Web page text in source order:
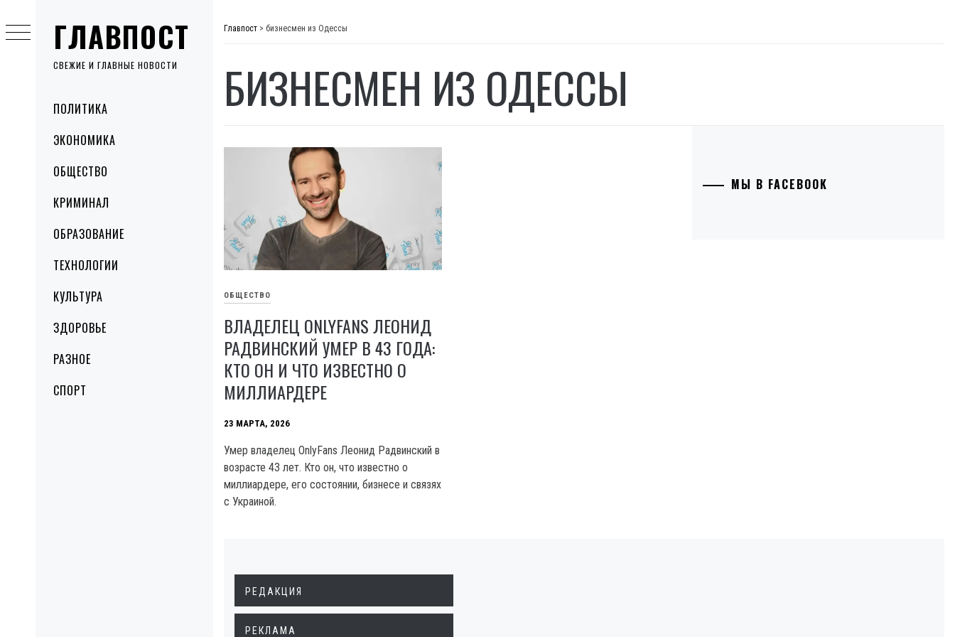
ГЛАВПОСТ
СВЕЖИЕ И ГЛАВНЫЕ НОВОСТИ
MenuПОЛИТИКА
ЭКОНОМИКА
ОБЩЕСТВО
КРИМИНАЛ
ОБРАЗОВАНИЕ
ТЕХНОЛОГИИ
КУЛЬТУРА
ЗДОРОВЬЕ
РАЗНОЕ
СПОРТ
to
content
Главпост > бизнесмен из Одессы
БИЗНЕСМЕН ИЗ ОДЕССЫ
ОБЩЕСТВО
ВЛАДЕЛЕЦ ONLYFANS ЛЕОНИД
РАДВИНСКИЙ УМЕР В 43 ГОДА:
КТО ОН И ЧТО ИЗВЕСТНО О
МИЛЛИАРДЕРЕ
23 МАРТА, 2026
Умер владелец OnlyFans Леонид Радвинский в
возрасте 43 лет. Кто он, что известно о
миллиардере, его состоянии, бизнесе и связях
с Украиной.
МЫ В FACEBOOK
РЕДАКЦИЯ
РЕКЛАМА